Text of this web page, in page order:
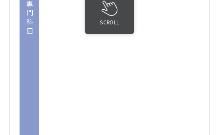
専門科目 SCROLL